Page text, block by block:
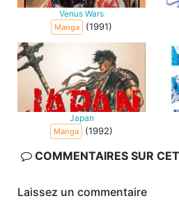
Venus Wars
Manga (1991)
Japan
Manga (1992)
COMMENTAIRES SUR
Laissez un commentaire